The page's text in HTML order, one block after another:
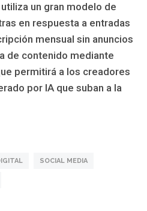
un gran modelo de
en respuesta a entradas
mensual sin anuncios
de contenido mediante
permitirá a los creadores
por IA que suban a la
SOCIAL MEDIA